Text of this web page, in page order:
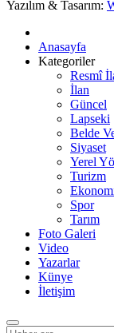
Yazılım & Tasarım:
Anasayfa
Kategoriler
Resmî
İlan
Güncel
Lapseki
Belde
Siyaset
Yerel
Turizm
Spor
Tarım
Foto Galeri
Video
Yazarlar
Künye
İletişim